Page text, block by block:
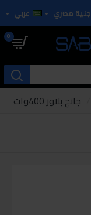
جنية مصري عربي
0
جانج بلاور 400وات